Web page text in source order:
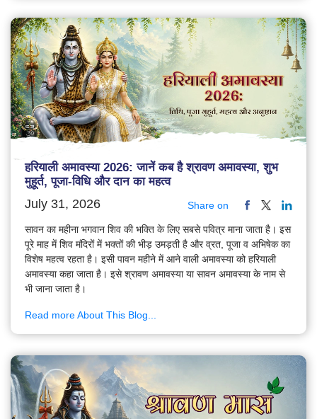
हरियाली अमावस्या 2026: जानें कब है श्रावण अमावस्या, शुभ
मुहूर्त, पूजा-विधि और दान का महत्व
July 31, 2026 Share on
सावन का महीना भगवान शिव की भक्ति के लिए सबसे पवित्र माना जाता है। इस
पूरे माह में शिव मंदिरों में भक्तों की भीड़ उमड़ती है और व्रत, पूजा व अभिषेक का
विशेष महत्व रहता है। इसी पावन महीने में आने वाली अमावस्या को हरियाली
अमावस्या कहा जाता है। इसे श्रावण अमावस्या या सावन अमावस्या के नाम से
भी जाना जाता है।
Read more About This Blog...